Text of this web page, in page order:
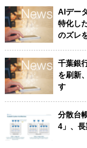
AIデー
特化し
のズレ
千葉銀
を刷新
す
分散台
4」、